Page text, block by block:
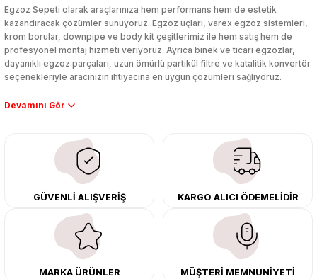
Egzoz Sepeti olarak araçlarınıza hem performans hem de estetik
kazandıracak çözümler sunuyoruz. Egzoz uçları, varex egzoz sistemleri,
krom borular, downpipe ve body kit çeşitlerimiz ile hem satış hem de
profesyonel montaj hizmeti veriyoruz. Ayrıca binek ve ticari egzozlar,
dayanıklı egzoz parçaları, uzun ömürlü partikül filtre ve katalitik konvertör
seçenekleriyle aracınızın ihtiyacına en uygun çözümleri sağlıyoruz.
Performans artışı isteyen sürücüler için özel performans egzozları ve
çıkma orijinal ürünler ile yenileyebilir, body kit uygulamalarıyla aracınızın
tasarımını ve aerodinamisini üst seviyeye taşıyabilirsiniz.
Tüm ürünlerimiz orijinal, dayanıklı ve uzun ömürlüdür. İstanbul’daki montaj
merkezimizde profesyonel montaj yapıyor, Türkiye’nin her yerine güvenli
kargo ile teslimat gerçekleştiriyoruz. Aracınıza değer katmak için doğru
adres: Egzoz Sepeti.
GÜVENLİ ALIŞVERİŞ KARGO ALICI ÖDEMELİDİR
MARKA ÜRÜNLER MÜŞTERİ MEMNUNİYETİ